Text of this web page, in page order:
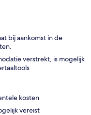
bij aankomst in de
verstrekt, is mogelijk
kosten
vereist